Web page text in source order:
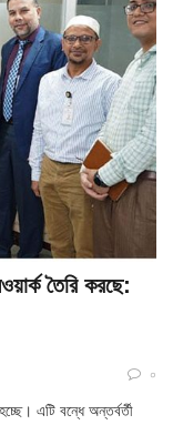
তৈরি করছে:
০
এটি বন্ধে অন্তর্বর্তী